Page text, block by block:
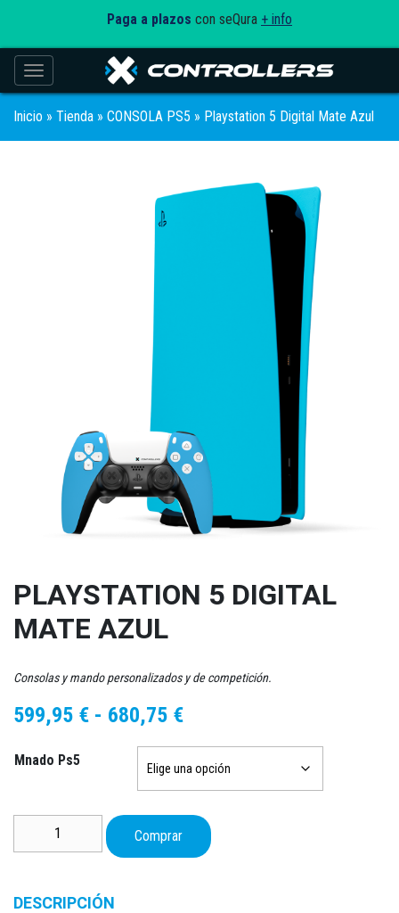
Paga a plazos con seQura + info
Toggle navigation
Inicio » Tienda » CONSOLA PS5 » Playstation 5 Digital Mate Azul
PLAYSTATION 5 DIGITAL
MATE AZUL
Consolas y mando personalizados y de competición.
599,95 € - 680,75 €Rango
precios:
desde
599,95 €
hasta
680,75 €
Mnado Ps5
Playstation 5 Digital Mate Azul cantidad
Comprar
DESCRIPCIÓN